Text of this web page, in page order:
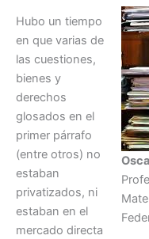
Hubo un tiempo
en que varias de
las cuestiones,
bienes y
derechos
glosados en el
primer párrafo
(entre otros) no
estaban
privatizados, ni
estaban en el
mercado directa